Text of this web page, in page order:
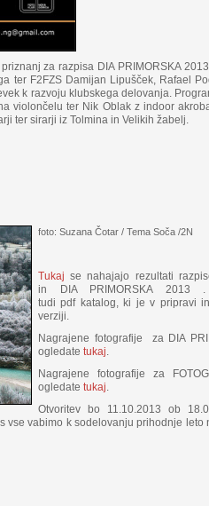
za razpisa DIA PRIMORSKA
ter F2FZS Damijan Lipušček, Rafael
k razvoju klubskega delovanja.
violončelu ter Nik Oblak z indoor
ter sirarji iz Tolmina in Velikih žabelj.
foto: Suzana Čotar / Tema Soča /2N
Tukajse nahajajo rezultati
in DIA PRIMORSKA 2013
tudi pdf katalog, ki je v pripravi
verziji.
Nagrajene fotografije za DIA
ogledate tukaj.
Nagrajene fotografije za
ogledate tukaj.
Otvoritev bo 11.10.2013 ob
vabimo k sodelovanju prihodnje leto